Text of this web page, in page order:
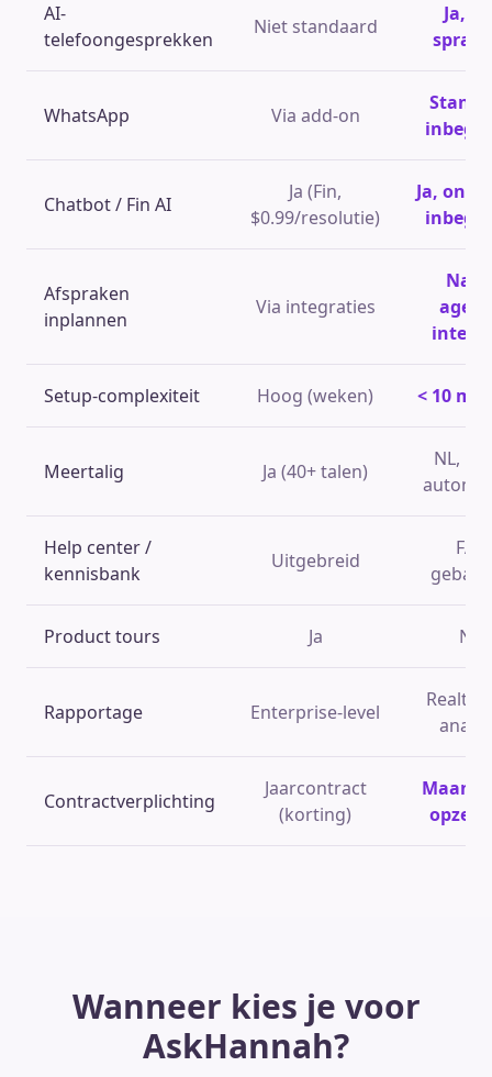
AI-
telefoongesprekken
Niet standaard
Ja,
WhatsApp Via add-on
Chatbot / Fin AI
Ja (Fin,
$0.99/resolutie)
Ja,
Afspraken
inplannen
Via integraties
Setup-complexiteit Hoog (weken) < 10
Meertalig Ja (40+ talen)
NL,
Help center /
kennisbank
Uitgebreid
Product tours Ja Nee
Rapportage Enterprise-level
Contractverplichting
Jaarcontract
(korting)
Wanneer kies je voor
AskHannah?